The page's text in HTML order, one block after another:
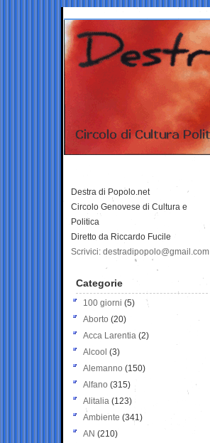
Destra di Popolo.net
Circolo Genovese di Cultura e
Politica
Diretto da Riccardo Fucile
Scrivici: destradipopolo@gmail.com
Categorie
100 giorni (5)
Aborto (20)
Acca Larentia (2)
Alcool (3)
Alemanno (150)
Alfano (315)
Alitalia (123)
Ambiente (341)
AN (210)